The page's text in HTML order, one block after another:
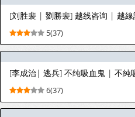
[刘胜裴 | 劉勝裴] 越线咨询 | 越
5(37)
[李成治| 逃兵] 不纯吸血鬼 | 不純
6(37)